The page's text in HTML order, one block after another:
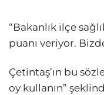
“Bakanlık ilçe
puanı veriyor.
Çetintaş’ın bu
oy kullanın”